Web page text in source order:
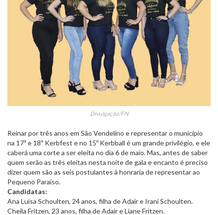
Divulgação/FN
Reinar por três anos em São Vendelino e representar o município
na 17ª e 18ª Kerbfest e no 15º Kerbball é um grande privilégio, e ele
caberá uma corte a ser eleita no dia 6 de maio. Mas, antes de saber
quem serão as três eleitas nesta noite de gala e encanto é preciso
dizer quem são as seis postulantes à honraria de representar ao
Pequeno Paraíso.
Candidatas:
Ana Luisa Schoulten, 24 anos, filha de Adair e Irani Schoulten.
Cheila Fritzen, 23 anos, filha de Adair e Liane Fritzen.